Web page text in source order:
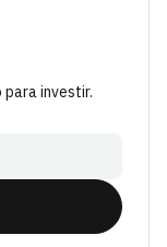
investir.